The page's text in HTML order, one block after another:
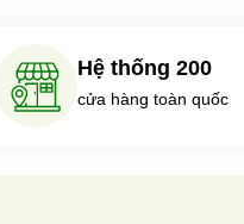
Hệ thống 200
cửa hàng toàn quốc